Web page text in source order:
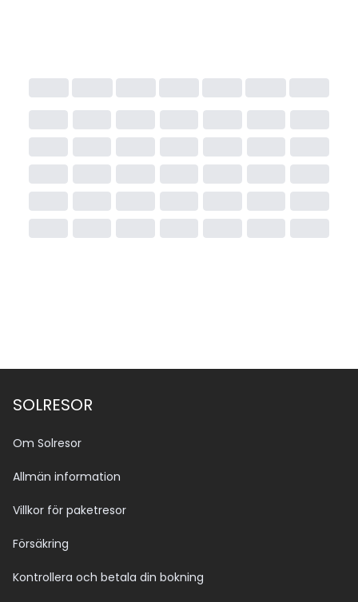
SOLRESOR
Om Solresor
Allmän information
Villkor för paketresor
Försäkring
Kontrollera och betala din bokning